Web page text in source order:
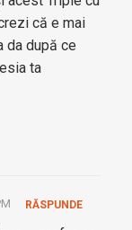
că e mai
da după ce
ta
RĂSPUNDE